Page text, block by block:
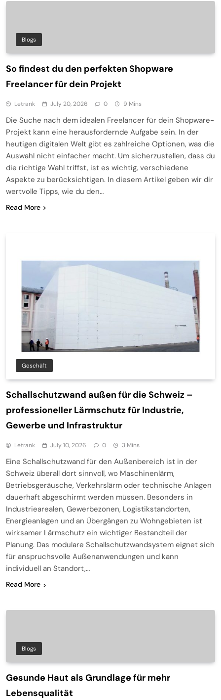
Blogs
So findest du den perfekten Shopware
Freelancer für dein Projekt
Letrank July 20, 2026 0 9 Mins
Die Suche nach dem idealen Freelancer für dein Shopware-
Projekt kann eine herausfordernde Aufgabe sein. In der
heutigen digitalen Welt gibt es zahlreiche Optionen, was die
Auswahl nicht einfacher macht. Um sicherzustellen, dass du
die richtige Wahl triffst, ist es wichtig, verschiedene
Aspekte zu berücksichtigen. In diesem Artikel geben wir dir
wertvolle Tipps, wie du den…
Read More
Geschäft
Schallschutzwand außen für die Schweiz –
professioneller Lärmschutz für Industrie,
Gewerbe und Infrastruktur
Letrank July 10, 2026 0 3 Mins
Eine Schallschutzwand für den Außenbereich ist in der
Schweiz überall dort sinnvoll, wo Maschinenlärm,
Betriebsgeräusche, Verkehrslärm oder technische Anlagen
dauerhaft abgeschirmt werden müssen. Besonders in
Industriearealen, Gewerbezonen, Logistikstandorten,
Energieanlagen und an Übergängen zu Wohngebieten ist
wirksamer Lärmschutz ein wichtiger Bestandteil der
Planung. Das modulare Schallschutzwandsystem eignet sich
für anspruchsvolle Außenanwendungen und kann
individuell an Standort,…
Read More
Blogs
Gesunde Haut als Grundlage für mehr
Lebensqualität